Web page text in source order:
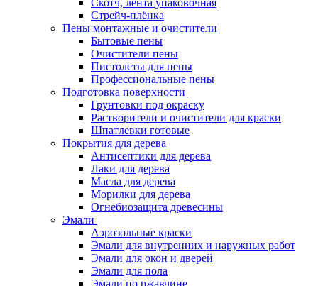
Стрейч-плёнка
Пены монтажные и очистители
Бытовые пены
Очистители пены
Пистолеты для пены
Профессиональные пены
Подготовка поверхности
Грунтовки под окраску
Растворители и очистители для краски
Шпатлевки готовые
Покрытия для дерева
Антисептики для дерева
Лаки для дерева
Масла для дерева
Морилки для дерева
Огнебиозащита древесины
Эмали
Аэрозольные краски
Эмали для внутренних и наружных работ
Эмали для окон и дверей
Эмали для пола
Эмали по ржавчине